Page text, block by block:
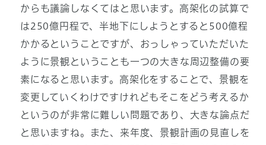
からも議論しなくてはと思います。高架化の試算で
は250億円程で、半地下にしようとすると500億程
かかるということですが、おっしゃっていただいた
ように景観ということも一つの大きな周辺整備の要
素になると思います。高架化をすることで、景観を
変更していくわけですけれどもそこをどう考えるか
というのが非常に難しい問題であり、大きな論点だ
と思いますね。また、来年度、景観計画の見直しを